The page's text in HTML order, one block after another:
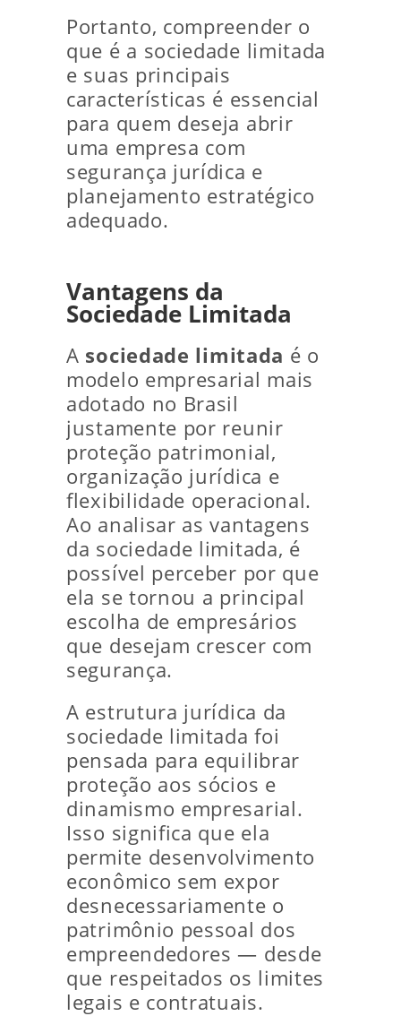
Portanto, compreender o
que é a sociedade limitada
e suas principais
características é essencial
para quem deseja abrir
uma empresa com
segurança jurídica e
planejamento estratégico
adequado.
Vantagens da
Sociedade Limitada
A sociedade limitada é o
modelo empresarial mais
adotado no Brasil
justamente por reunir
proteção patrimonial,
organização jurídica e
flexibilidade operacional.
Ao analisar as vantagens
da sociedade limitada, é
possível perceber por que
ela se tornou a principal
escolha de empresários
que desejam crescer com
segurança.
A estrutura jurídica da
sociedade limitada foi
pensada para equilibrar
proteção aos sócios e
dinamismo empresarial.
Isso significa que ela
permite desenvolvimento
econômico sem expor
desnecessariamente o
patrimônio pessoal dos
empreendedores — desde
que respeitados os limites
legais e contratuais.